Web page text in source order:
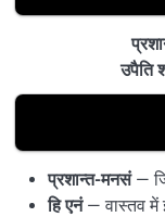
उपैति
प्रशान्त-मनसं—
हि एनं— वास्तव में